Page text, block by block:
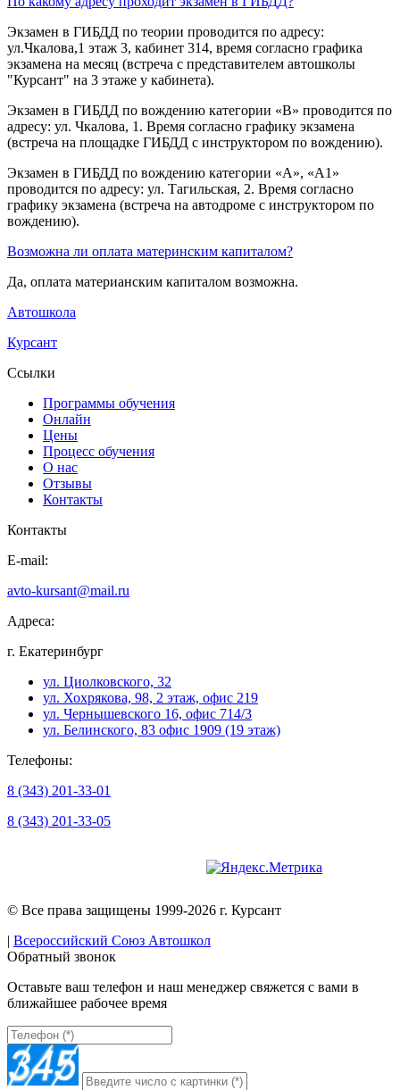
Экзамен в ГИБДД по теории проводится по адресу:
ул.Чкалова,1 этаж 3, кабинет 314, время согласно графика
экзамена на месяц (встреча с представителем автошколы
"Курсант" на 3 этаже у кабинета).
Экзамен в ГИБДД по вождению категории «B» проводится по
адресу: ул. Чкалова, 1. Время согласно графику экзамена
(встреча на площадке ГИБДД с инструктором по вождению).
Экзамен в ГИБДД по вождению категории «A», «A1»
проводится по адресу: ул. Тагильская, 2. Время согласно
графику экзамена (встреча на автодроме с инструктором по
вождению).
Возможна ли оплата материнским капиталом?
Да, оплата материанским капиталом возможна.
Автошкола
Курсант
Ссылки
Программы обучения
Онлайн
Цены
Процесс обучения
О нас
Отзывы
Контакты
Контакты
E-mail:
avto-kursant@mail.ru
Адреса:
г. Екатеринбург
ул. Циолковского, 32
ул. Хохрякова, 98, 2 этаж, офис 219
ул. Чернышевского 16, офис 714/3
ул. Белинского, 83 офис 1909 (19 этаж)
Телефоны:
8 (343) 201-33-01
8 (343) 201-33-05
© Все права защищены 1999-2026 г. Курсант
| Всероссийский Союз Автошкол
Обратный звонок
Оставьте ваш телефон и наш менеджер свяжется с вами в
ближайшее рабочее время